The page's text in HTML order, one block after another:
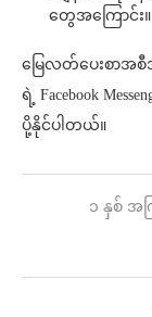
တွေအကြောင်း။
မြေလတ်ပေးစာအ
ရဲ့ Facebook
ပို့နိုင်ပါတယ်။
၁ နှစ် အ